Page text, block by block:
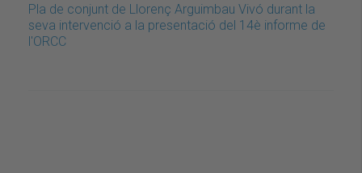
Pla de conjunt de Llorenç Arguimbau Vivó durant la
seva intervenció a la presentació del 14è informe de
l'ORCC